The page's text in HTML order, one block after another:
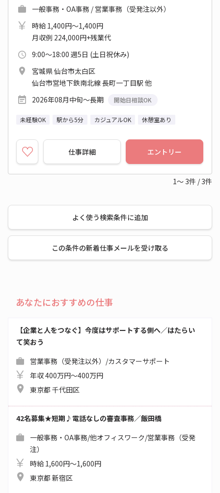
一般事務・OA事務 / 営業事務（受発注以外）
時給 1,400円～1,400円
月収例 224,000円+残業代
9:00～18:00 週5日 (土日祝休み)
宮城県 仙台市太白区
仙台市営地下鉄南北線 長町一丁目駅 他
2026年08月中旬～長期
開始日相談OK
未経験OK 駅から5分 カジュアルOK 休憩室あり
仕事詳細 エントリー
1～ 3件 / 3件
よく使う検索条件に追加
この条件の新着仕事メールを受け取る
あなたにおすすめの仕事
【企業と人をつなぐ】今度はサポートする側へ／はたらい
て笑おう
営業事務（受発注以外）/カスタマーサポート
年収 400万円～400万円
東京都 千代田区
42名募集★短期♪電話なしの審査事務／飯田橋
一般事務・OA事務/他オフィスワーク/営業事務（受発
注）
時給 1,600円～1,600円
東京都 新宿区